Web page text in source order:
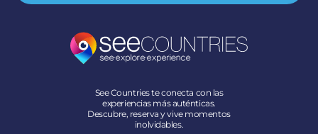
See Countries te conecta con las
experiencias más auténticas.
Descubre, reserva y vive momentos
inolvidables.